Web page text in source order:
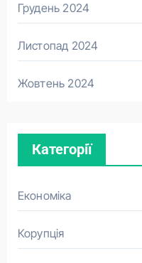
Грудень 2024
Листопад 2024
Жовтень 2024
Категорії
Економіка
Корупція